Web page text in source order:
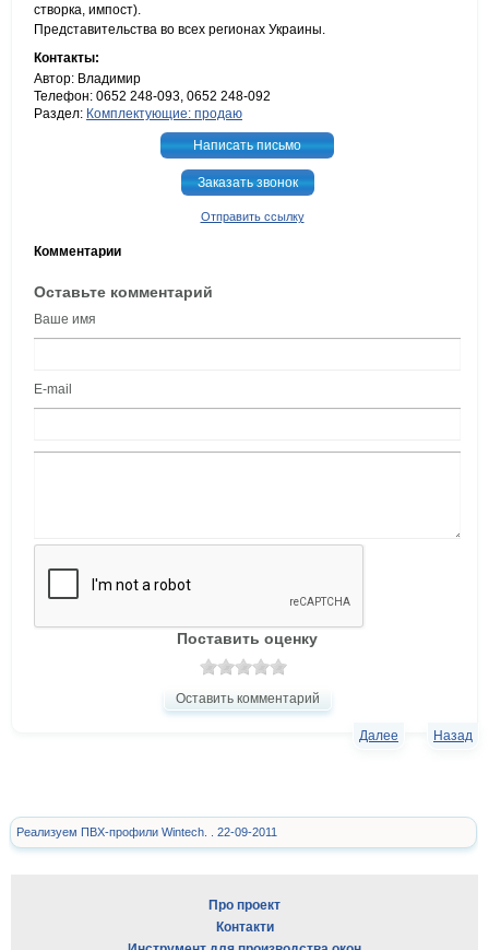
створка, импост).
Представительства во всех регионах Украины.
Контакты:
Автор: Владимир
Телефон: 0652 248-093, 0652 248-092
Раздел: Комплектующие: продаю
Написать письмо
Заказать звонок
Отправить ссылку
Комментарии
Оставьте комментарий
Ваше имя
E-mail
Поставить оценку
Оставить комментарий
Назад
Далее
Реализуем ПВХ-профили Wintech. . 22-09-2011
Про проект
Контакти